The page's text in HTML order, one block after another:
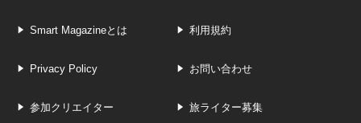
Smart Magazineとは 利用規約
Privacy Policy お問い合わせ
参加クリエイター 旅ライター募集